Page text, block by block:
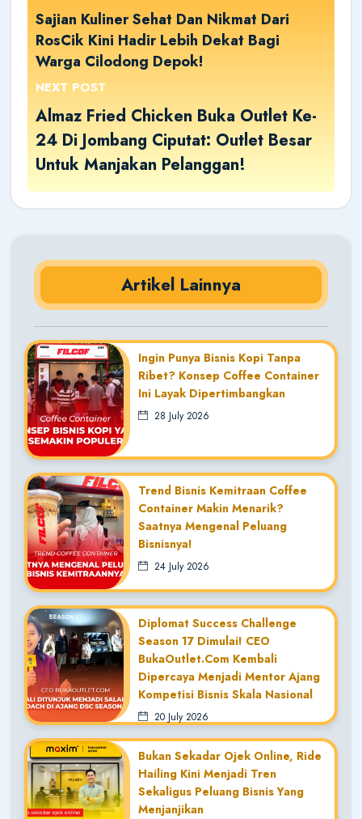
Sajian Kuliner Sehat Dan Nikmat Dari
RosCik Kini Hadir Lebih Dekat Bagi
Warga Cilodong Depok!
NEXT POST
Almaz Fried Chicken Buka Outlet Ke-
24 Di Jombang Ciputat: Outlet Besar
Untuk Manjakan Pelanggan!
Artikel Lainnya
Ingin Punya Bisnis Kopi Tanpa
Ribet? Konsep Coffee Container
Ini Layak Dipertimbangkan
28 July 2026
Trend Bisnis Kemitraan Coffee
Container Makin Menarik?
Saatnya Mengenal Peluang
Bisnisnya!
24 July 2026
Diplomat Success Challenge
Season 17 Dimulai! CEO
BukaOutlet.com Kembali
Dipercaya Menjadi Mentor Ajang
Kompetisi Bisnis Skala Nasional
20 July 2026
Bukan Sekadar Ojek Online, Ride
Hailing Kini Menjadi Tren
Sekaligus Peluang Bisnis Yang
Menjanjikan